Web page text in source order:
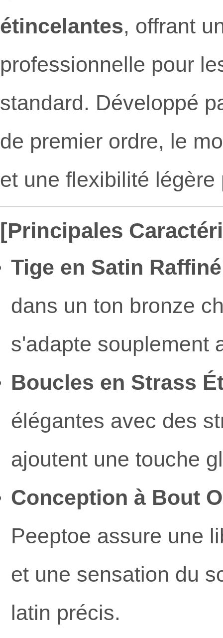
étincelantes, offrant
professionnelle pour
standard. Développé
de premier ordre, le
et une flexibilité
[Principales
Tige en Satin
dans un ton bronze
s'adapte souplement
Boucles en Strass
élégantes avec des
ajoutent une touche
Conception à Bout
Peeptoe assure une
et une sensation du
latin précis.